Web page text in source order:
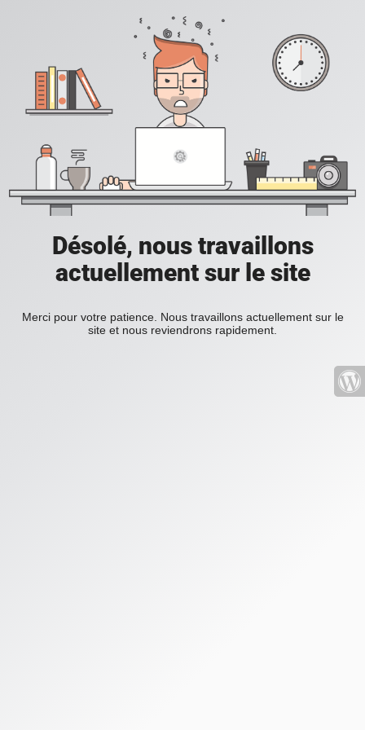
Désolé, nous travaillons
actuellement sur le site
Merci pour votre patience. Nous travaillons actuellement sur le
site et nous reviendrons rapidement.